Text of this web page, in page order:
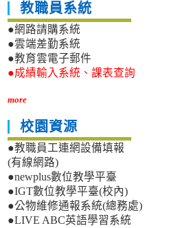
教職員系統
●網路請購系統
●雲端差勤系統
●教育雲電子郵件
●成績輸入系統、課表查詢
more
校園資源
●教職員工連網設備填報
(有線網路)
●newplus數位教學平臺
●IGT數位教學平臺(校內)
●公物維修通報系統(總務處)
●LIVE ABC英語學習系統